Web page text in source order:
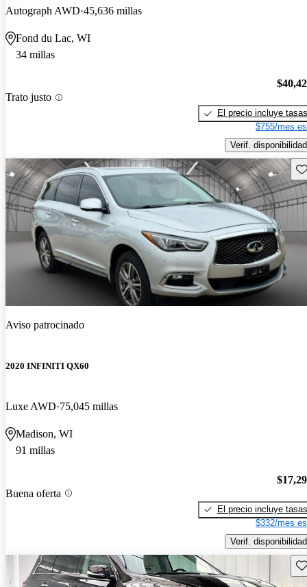
Autograph AWD 45,636 millas
Fond du Lac, WI
34 millas
Trato justo
El precio incluye tasas
$755/mes
Verif. disponibilidad
Aviso patrocinado
2020 INFINITI QX60
Luxe AWD 75,045 millas
Madison, WI
91 millas
Buena oferta
El precio incluye tasas
$332/mes
Verif. disponibilidad